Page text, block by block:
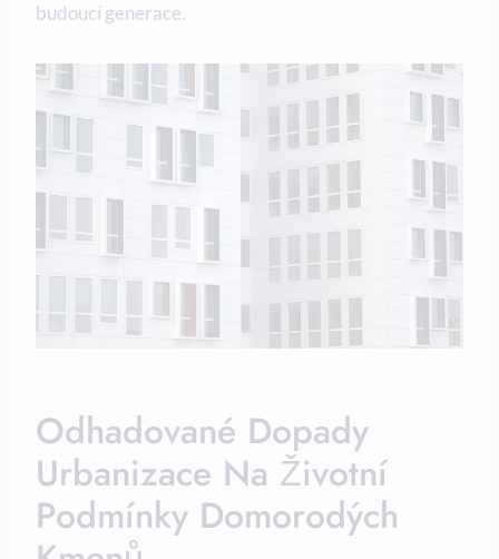
budoucí⁤ generace.
Odhadované⁢ Dopady
Urbanizace​ Na Životní
Podmínky Domorodých